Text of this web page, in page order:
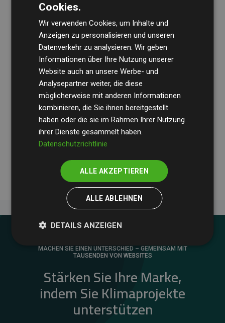
Die Wirtschaftsprüfungsgesellschaft BDOüberprüft
regelmäßig unsere Berechnungen und Methodik, um
Transparenz und Verlässlichkeit sicherzustellen.
Ihre Prüfungen belegen, dass unsere Investitionen in
Klimaschutzprojekte im Durchschnitt200 % der
geschätzten CO₂-Emissionender teilnehmenden
Websites kompensieren – ein klarer Nachweis für die
messbare Klimawirkung unseres Ansatzes.
MACHEN SIE EINEN UNTERSCHIED – GEMEINSAM MIT
TAUSENDEN VON WEBSITES
Stärken Sie Ihre Marke,
indem Sie Klimaprojekte
unterstützen
Cookies.
Wir verwenden Cookies, um Inhalte und
Anzeigen zu personalisieren und unseren
Datenverkehr zu analysieren. Wir geben
Informationen über Ihre Nutzung unserer
Website auch an unsere Werbe- und
Analysepartner weiter, die diese
möglicherweise mit anderen Informationen
kombinieren, die Sie ihnen bereitgestellt
haben oder die sie im Rahmen Ihrer Nutzung
ihrer Dienste gesammelt haben.
Datenschutzrichtlinie
ALLE AKZEPTIEREN
ALLE ABLEHNEN
DETAILS ANZEIGEN